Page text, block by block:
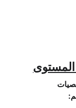
المستوى